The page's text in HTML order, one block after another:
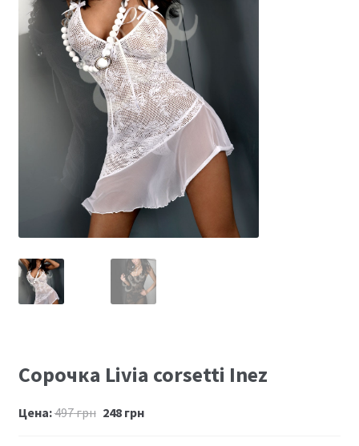
Размеры
Контакты
Обратная связь
Сорочка Livia corsetti Inez
Цена:497грн 248грн